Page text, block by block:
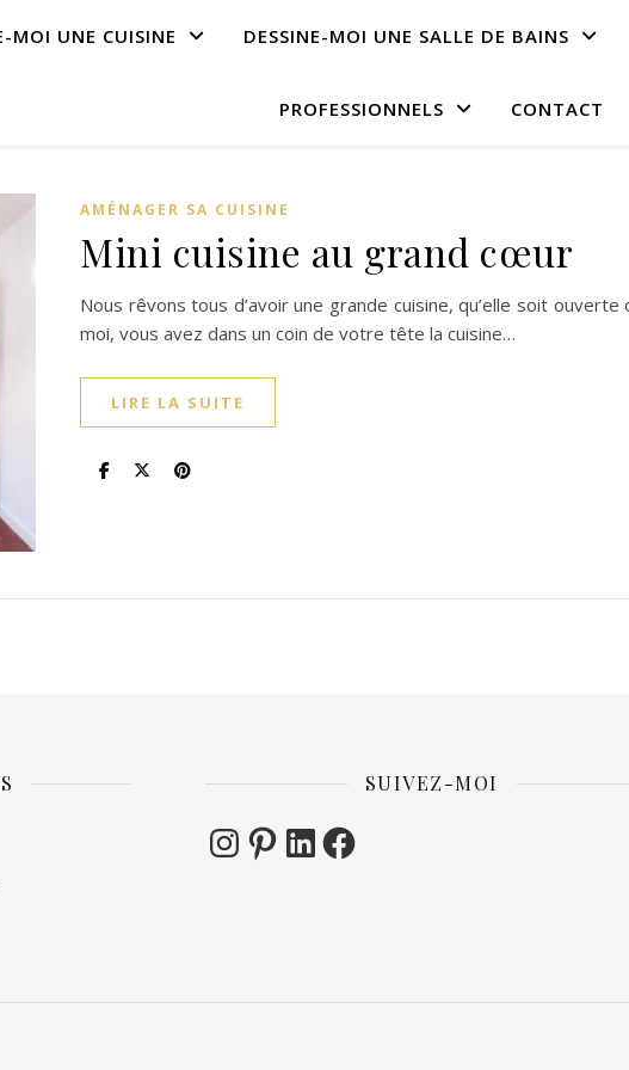
MOI UNE CUISINE DESSINE-MOI UNE SALLE DE BAINS
PROFESSIONNELS CONTACT
AMÉNAGER SA CUISINE
Mini cuisine au grand cœur
Nous rêvons tous d’avoir une grande cuisine, qu’elle soit
moi, vous avez dans un coin de votre tête la cuisine…
LIRE LA SUITE
SUIVEZ-MOI
Instagram
PinterestLinkedInFacebook